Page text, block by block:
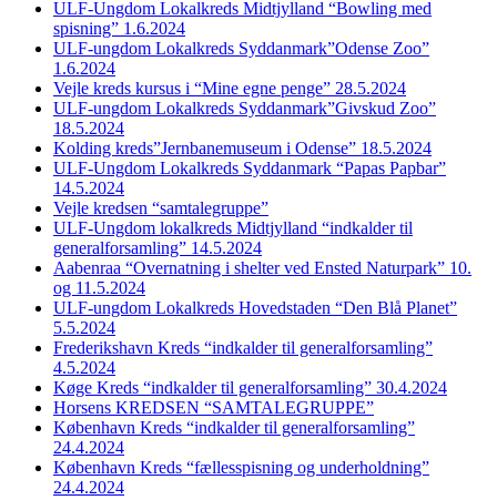
ULF-Ungdom Lokalkreds Midtjylland “Bowling med
spisning” 1.6.2024
ULF-ungdom Lokalkreds Syddanmark”Odense Zoo”
1.6.2024
Vejle kreds kursus i “Mine egne penge” 28.5.2024
ULF-ungdom Lokalkreds Syddanmark”Givskud Zoo”
18.5.2024
Kolding kreds”Jernbanemuseum i Odense” 18.5.2024
ULF-Ungdom Lokalkreds Syddanmark “Papas Papbar”
14.5.2024
Vejle kredsen “samtalegruppe”
ULF-Ungdom lokalkreds Midtjylland “indkalder til
generalforsamling” 14.5.2024
Aabenraa “Overnatning i shelter ved Ensted Naturpark” 10.
og 11.5.2024
ULF-ungdom Lokalkreds Hovedstaden “Den Blå Planet”
5.5.2024
Frederikshavn Kreds “indkalder til generalforsamling”
4.5.2024
Køge Kreds “indkalder til generalforsamling” 30.4.2024
Horsens KREDSEN “SAMTALEGRUPPE”
København Kreds “indkalder til generalforsamling”
24.4.2024
København Kreds “fællesspisning og underholdning”
24.4.2024